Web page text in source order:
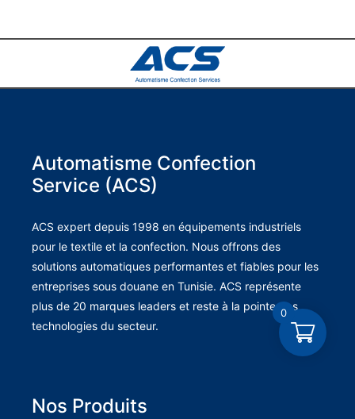
Automatisme Confection
Service (ACS)
ACS expert depuis 1998 en équipements industriels
pour le textile et la confection. Nous offrons des
solutions automatiques performantes et fiables pour les
entreprises sous douane en Tunisie. ACS représente
plus de 20 marques leaders et reste à la pointe des
technologies du secteur.
Nos Produits
0